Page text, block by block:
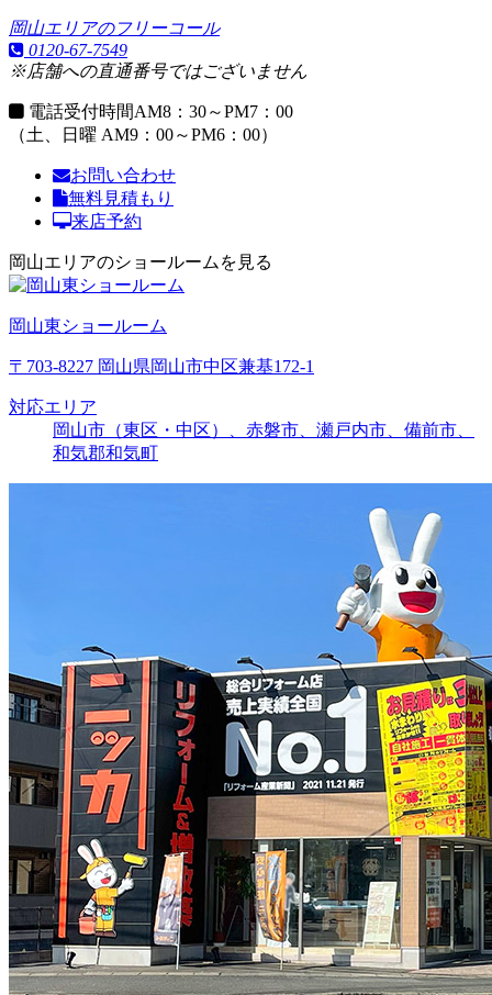
岡山エリアのフリーコール
0120-67-7549
※店舗への直通番号ではございません
電話受付時間AM8：30～PM7：00
（土、日曜 AM9：00～PM6：00）
お問い合わせ
無料見積もり
来店予約
岡山エリアのショールームを見る
岡山東ショールーム
〒703-8227 岡山県岡山市中区兼基172-1
対応エリア
岡山市（東区・中区）、赤磐市、瀬戸内市、備前市、
和気郡和気町